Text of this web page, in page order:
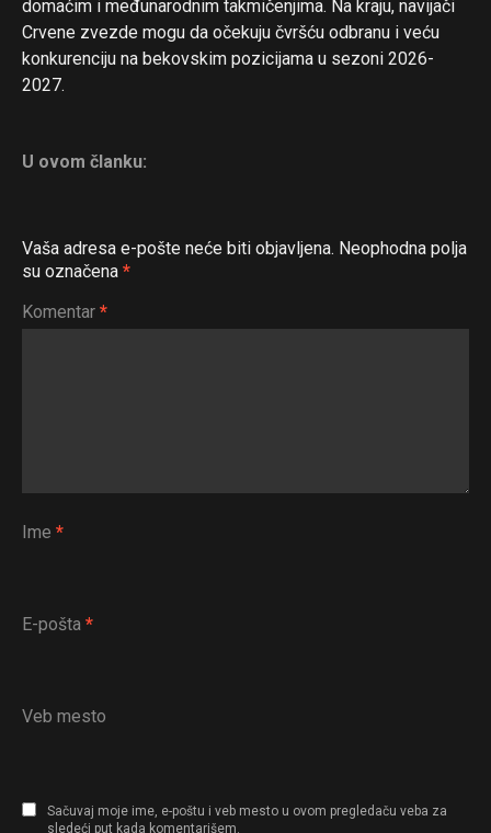
domaćim i međunarodnim takmičenjima. Na kraju, navijači
Crvene zvezde mogu da očekuju čvršću odbranu i veću
konkurenciju na bekovskim pozicijama u sezoni 2026-
2027.
U ovom članku:
Vaša adresa e-pošte neće biti objavljena. Neophodna polja
su označena *
Komentar *
Ime *
E-pošta *
Veb mesto
Sačuvaj moje ime, e-poštu i veb mesto u ovom pregledaču veba za
sledeći put kada komentarišem.